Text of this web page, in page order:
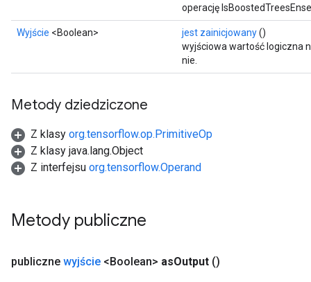
operację
Wyjście <Boolean> jest zainicjowany()
wyjściowa wartość logiczna
nie.
Metody dziedziczone
Z klasy org.tensorflow.op.PrimitiveOp
Z klasy java.lang.Object
Z interfejsu org.tensorflow.Operand
Metody publiczne
publiczne wyjście <Boolean> asOutput ()